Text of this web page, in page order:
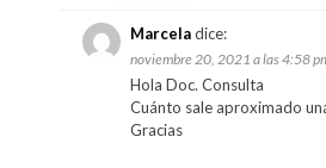
Marceladice:
noviembre 20, 2021 a las 4:58
Hola Doc. Consulta
Cuánto sale aproximado
Gracias